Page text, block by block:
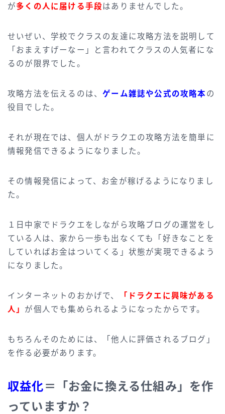
が多くの人に届ける手段はありませんでした。
せいぜい、学校でクラスの友達に攻略方法を説明して
「おまえすげーなー」と言われてクラスの人気者にな
るのが限界でした。
攻略方法を伝えるのは、ゲーム雑誌や公式の攻略本 の
役目でした。
それが現在では、個人がドラクエの攻略方法を簡単に
情報発信できるようになりました。
その情報発信によって、お金が稼げるようになりまし
た。
１日中家でドラクエをしながら攻略ブログの運営をし
ている人は、家から一歩も出なくても「好きなことを
していればお金はついてくる」状態が実現できるよう
になりました。
インターネットのおかげで、
「ドラクエに興味がある
人」 が個人でも集められるようになったからです。
もちろんそのためには、「他人に評価されるブログ」
を作る必要があります。
収益化＝「お金に換える仕組み」を作
っていますか？